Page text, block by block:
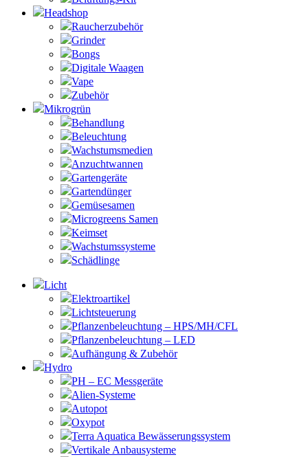
Headshop
Raucherzubehör
Grinder
Bongs
Digitale Waagen
Vape
Zubehör
Mikrogrün
Behandlung
Beleuchtung
Wachstumsmedien
Anzuchtwannen
Gartengeräte
Gartendünger
Gemüsesamen
Microgreens Samen
Keimset
Wachstumssysteme
Schädlinge
Licht
Elektroartikel
Lichtsteuerung
Pflanzenbeleuchtung – HPS/MH/CFL
Pflanzenbeleuchtung – LED
Aufhängung & Zubehör
Hydro
PH – EC Messgeräte
Alien-Systeme
Autopot
Oxypot
Terra Aquatica Bewässerungssystem
Vertikale Anbausysteme